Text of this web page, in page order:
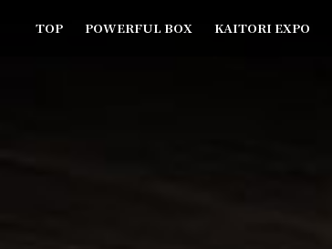
TOP POWERFUL BOX KAITORI EXPO